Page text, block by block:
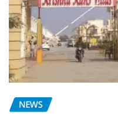
NEWS